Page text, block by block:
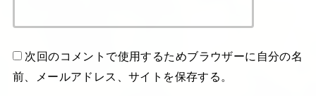
次回のコメントで使用するためブラウザーに自分の名
前、メールアドレス、サイトを保存する。